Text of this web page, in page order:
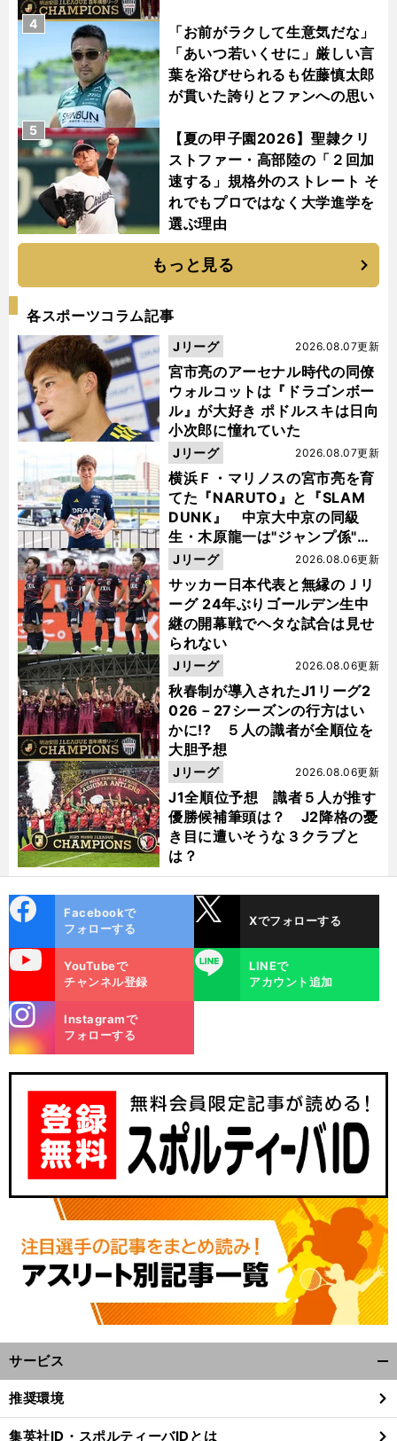
「お前がラクして生意気だな」
「あいつ若いくせに」厳しい言
葉を浴びせられるも佐藤慎太郎
が貫いた誇りとファンへの思い
4
【夏の甲子園2026】聖隷クリ
ストファー・高部陸の「２回加
速する」規格外のストレート そ
れでもプロではなく大学進学を
選ぶ理由
5
もっと見る
各スポーツコラム記事
宮市亮のアーセナル時代の同僚
ウォルコットは『ドラゴンボー
ル』が大好き ポドルスキは日向
小次郎に憧れていた
2026.08.07更新
Jリーグ
横浜Ｆ・マリノスの宮市亮を育
てた『NARUTO』と『SLAM
DUNK』 中京大中京の同級
生・木原龍一は"ジャンプ係"だ
った
2026.08.07更新
Jリーグ
サッカー日本代表と無縁のＪリ
ーグ 24年ぶりゴールデン生中
継の開幕戦でヘタな試合は見せ
られない
2026.08.06更新
Jリーグ
秋春制が導入されたJ1リーグ2
026－27シーズンの行方はい
かに!? ５人の識者が全順位を
大胆予想
2026.08.06更新
Jリーグ
J1全順位予想 識者５人が推す
優勝候補筆頭は？ J2降格の憂
き目に遭いそうな３クラブと
は？
2026.08.06更新
Jリーグ
ok
Facebookで
フォローする
Xでフォローする
YouTubeで
チャンネル登録
LINE
LINEで
アカウント追加
m
Instagramで
フォローする
サービス
閉
推奨環境
集英社ID・スポルティーバIDとは